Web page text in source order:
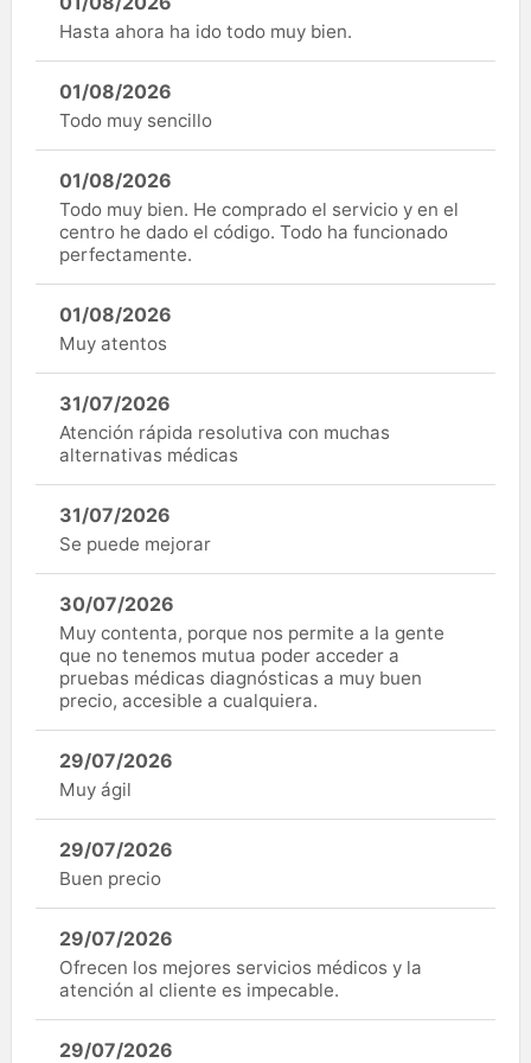
Hasta ahora ha ido todo muy bien.
01/08/2026
Todo muy sencillo
01/08/2026
Todo muy bien. He comprado el servicio y en el
centro he dado el código. Todo ha funcionado
perfectamente.
01/08/2026
Muy atentos
31/07/2026
Atención rápida resolutiva con muchas
alternativas médicas
31/07/2026
Se puede mejorar
30/07/2026
Muy contenta, porque nos permite a la gente
que no tenemos mutua poder acceder a
pruebas médicas diagnósticas a muy buen
precio, accesible a cualquiera.
29/07/2026
Muy ágil
29/07/2026
Buen precio
29/07/2026
Ofrecen los mejores servicios médicos y la
atención al cliente es impecable.
29/07/2026